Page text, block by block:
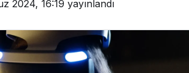
2024, 16:19 yayınlandı